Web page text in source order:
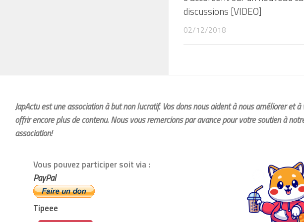
discussions [VIDEO]
02/12/2018
JapActu est une association à but non lucratif. Vos dons nous aident à nous améliorer et à
offrir encore plus de contenu. Nous vous remercions par avance pour votre soutien à
association!
Vous pouvez participer soit via :
PayPal
Tipeee